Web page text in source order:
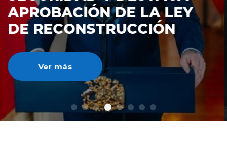
DE RECONSTRUCCIÓ
NACIONAL
Ver más